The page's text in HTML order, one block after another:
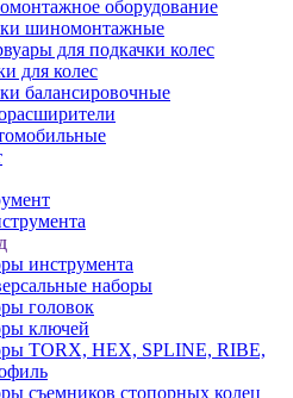
оборудование
шиномонтажные
для подкачки колес
для колес
балансировочные
инструмента
наборы
головок
ключей
TORX, HEX, SPLINE, RIBE,
съемников стопорных колец